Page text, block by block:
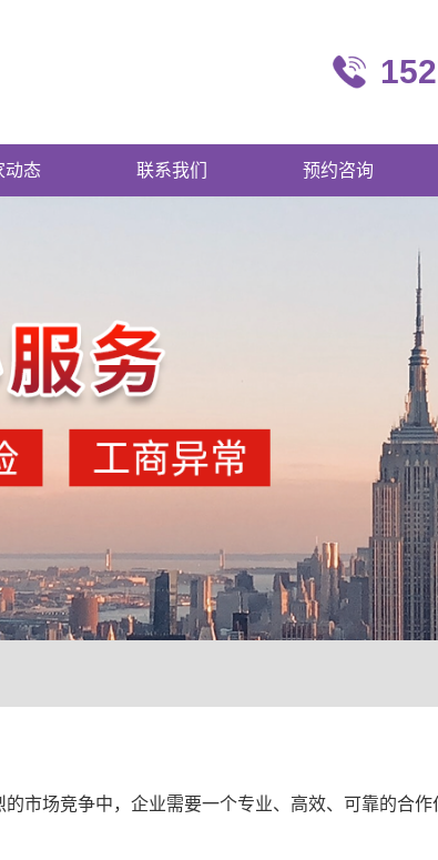
动态 联系我们 预约咨询
市场竞争中，企业需要一个专业、高效、可靠的合作